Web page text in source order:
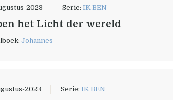
2023 Serie:IK BEN
het Licht der wereld
Johannes
2023 Serie:IK BEN